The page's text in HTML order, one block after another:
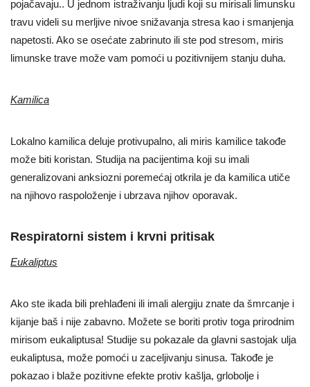
pojačavaju.. U jednom istraživanju ljudi koji su mirisali limunsku
travu videli su merljive nivoe snižavanja stresa kao i smanjenja
napetosti. Ako se osećate zabrinuto ili ste pod stresom, miris
limunske trave može vam pomoći u pozitivnijem stanju duha.
Kamilica
Lokalno kamilica deluje protivupalno, ali miris kamilice takođe
može biti koristan. Studija na pacijentima koji su imali
generalizovani anksiozni poremećaj otkrila je da kamilica utiče
na njihovo raspoloženje i ubrzava njihov oporavak.
Respiratorni sistem i krvni pritisak
Eukaliptus
Ako ste ikada bili prehlađeni ili imali alergiju znate da šmrcanje i
kijanje baš i nije zabavno. Možete se boriti protiv toga prirodnim
mirisom eukaliptusa! Studije su pokazale da glavni sastojak ulja
eukaliptusa, može pomoći u zaceljivanju sinusa. Takođe je
pokazao i blaže pozitivne efekte protiv kašlja, grlobolje i